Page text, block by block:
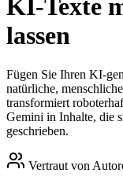
KI-Texte
lassen
Fügen Sie Ihren KI-
natürliche,
transformiert
Gemini in Inhalte, die
geschrieben.
Vertraut von